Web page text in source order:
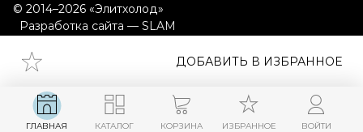
ГЛАВНАЯ КАТАЛОГ КОРЗИНА ИЗБРАННОЕ ВОЙТИ
ДОБАВИТЬ В ИЗБРАННОЕ
© 2014–2026 «Элитхолод»
Разработка сайта — SLAM
Карта сайта